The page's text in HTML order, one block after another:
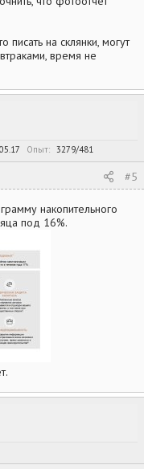
писать на склянки, могут
время не
Опыт 3279/481
#5
накопительного
под 16%.